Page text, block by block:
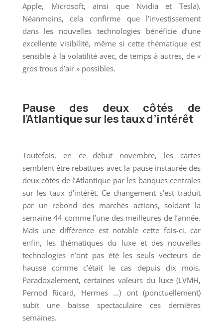
Apple, Microsoft, ainsi que Nvidia et Tesla).
Néanmoins, cela confirme que l’investissement
dans les nouvelles technologies bénéficie d’une
excellente visibilité, même si cette thématique est
sensible à la volatilité avec, de temps à autres, de «
gros trous d’air » possibles.
Pause des deux côtés de
l’Atlantique sur les taux d’intérêt
Toutefois, en ce début novembre, les cartes
semblent être rebattues avec la pause instaurée des
deux côtés de l’Atlantique par les banques centrales
sur les taux d’intérêt. Ce changement s’est traduit
par un rebond des marchés actions, soldant la
semaine 44 comme l’une des meilleures de l’année.
Mais une différence est notable cette fois-ci, car
enfin, les thématiques du luxe et des nouvelles
technologies n’ont pas été les seuls vecteurs de
hausse comme c’était le cas depuis dix mois.
Paradoxalement, certaines valeurs du luxe (LVMH,
Pernod Ricard, Hermes …) ont (ponctuellement)
subit une baisse spectaculaire ces dernières
semaines.